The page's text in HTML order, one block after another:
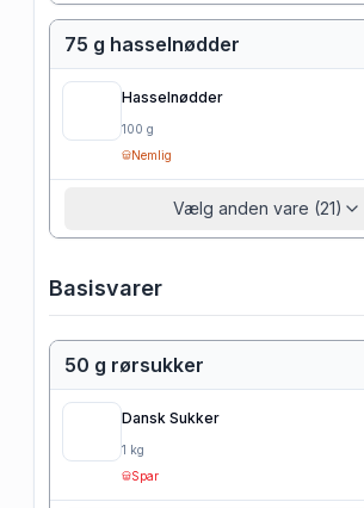
75 g hasselnødder
Hasselnødder
100 g
Nemlig
Vælg anden vare (21)
Basisvarer
50 g rørsukker
Dansk Sukker
1 kg
Spar